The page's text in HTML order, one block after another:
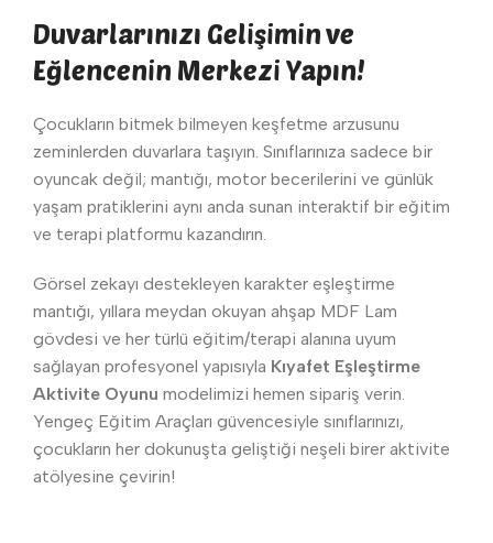
Duvarlarınızı Gelişimin ve
Eğlencenin Merkezi Yapın!
Çocukların bitmek bilmeyen keşfetme arzusunu
zeminlerden duvarlara taşıyın. Sınıflarınıza sadece bir
oyuncak değil; mantığı, motor becerilerini ve günlük
yaşam pratiklerini aynı anda sunan interaktif bir eğitim
ve terapi platformu kazandırın.
Görsel zekayı destekleyen karakter eşleştirme
mantığı, yıllara meydan okuyan ahşap MDF Lam
gövdesi ve her türlü eğitim/terapi alanına uyum
sağlayan profesyonel yapısıyla Kıyafet Eşleştirme
Aktivite Oyunu modelimizi hemen sipariş verin.
Yengeç Eğitim Araçları güvencesiyle sınıflarınızı,
çocukların her dokunuşta geliştiği neşeli birer aktivite
atölyesine çevirin!